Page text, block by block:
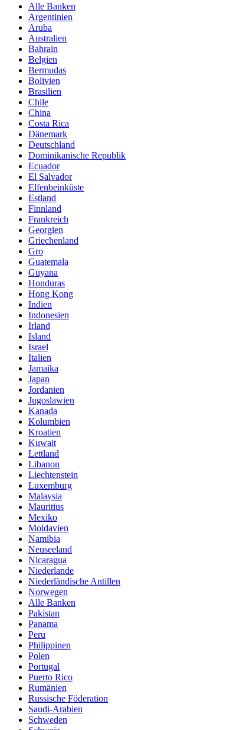
Alle Banken
Argentinien
Aruba
Australien
Bahrain
Belgien
Bermudas
Bolivien
Brasilien
Chile
China
Costa Rica
Dänemark
Deutschland
Dominikanische Republik
Ecuador
El Salvador
Elfenbeinküste
Estland
Finnland
Frankreich
Georgien
Griechenland
Gro
Guatemala
Guyana
Honduras
Hong Kong
Indien
Indonesien
Irland
Island
Israel
Italien
Jamaika
Japan
Jordanien
Jugoslawien
Kanada
Kolumbien
Kroatien
Kuwait
Lettland
Libanon
Liechtenstein
Luxemburg
Malaysia
Mauritius
Mexiko
Moldavien
Namibia
Neuseeland
Nicaragua
Niederlande
Niederländische Antillen
Norwegen
Alle Banken
Pakistan
Panama
Peru
Philippinen
Polen
Portugal
Puerto Rico
Rumänien
Russische Föderation
Saudi-Arabien
Schweden